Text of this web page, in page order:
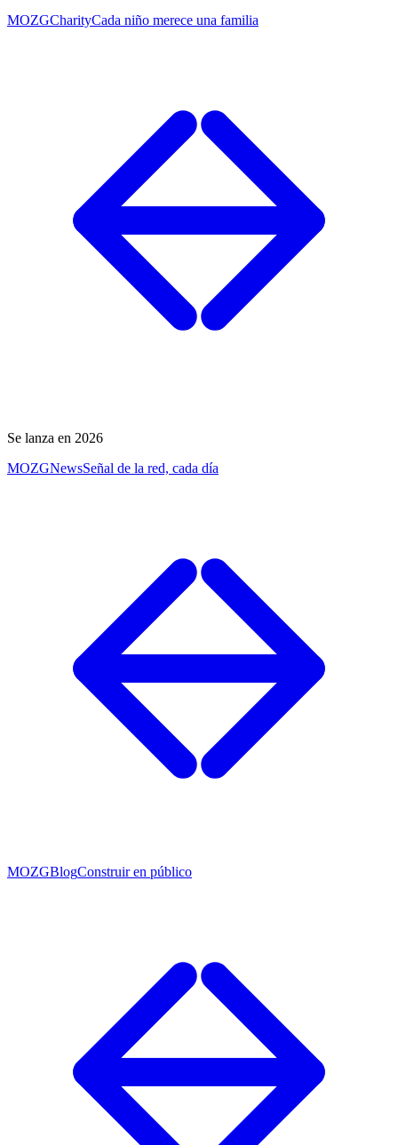
MOZGCharityCada niño merece una familia
Se lanza en 2026
MOZGNewsSeñal de la red, cada día
MOZGBlogConstruir en público